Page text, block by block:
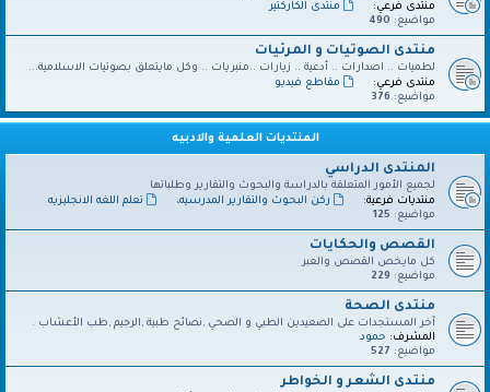
منتدى فرعي:
منتدى الكاركتير
مواضيع: 490
منتدى الصوتيات و المرئيات
لطميات .. اصدارات .. أدعية .. زيارات ..منبريات .. وكل مايتعلق بصوتيات الاسلامية...
منتدى فرعي:
مقاطع فيديو
مواضيع: 376
المنتديات العلمية والادبيه
المنتدى الدراسي
لجميع الأمور المتعلقة بالدراسة والبحوث والتقارير وطلباتها
منتديات فرعية:
ركن البحوث والتقارير المدرسيه،
تعلم اللغه الانجليزيه
مواضيع: 125
القصص والحكايات
كل مايخص القصص والعبر
مواضيع: 229
منتدى الصحة
آخر المستجدات على الصعيدين الطبي و الصحي ,نصائح طبية ,الرجيم ,طب الأعشاب .
المشرف: حمود
مواضيع: 527
منتدى الشعر و الخواطر